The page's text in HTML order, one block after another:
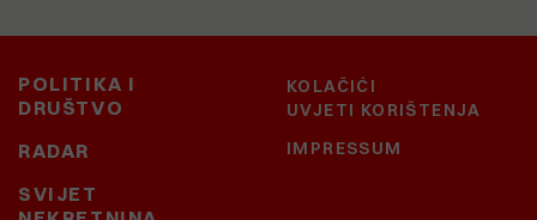
POLITIKA I
DRUŠTVO
RADAR
SVIJET
KOLAČIĆI
UVJETI KORIŠTENJA
IMPRESSUM